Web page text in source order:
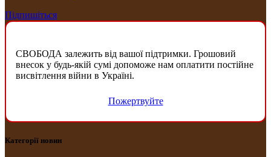
Підпишіться
СВОБОДА залежить від вашої підтримки. Грошовий
внесок у будь-якій сумі допоможе нам оплатити постійне
висвітлення війни в Україні.
Пожертвуйте
Категорії новин